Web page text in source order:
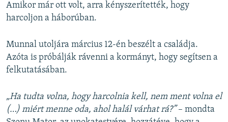
Amikor már ott volt, arra kényszerítették, hogy
harcoljon a háborúban.
Munnal utoljára március 12-én beszélt a családja.
Azóta is próbálják rávenni a kormányt, hogy segítsen a
felkutatásában.
„Ha tudta volna, hogy harcolnia kell, nem ment volna el
(…) miért menne oda, ahol halál várhat rá?”– mondta